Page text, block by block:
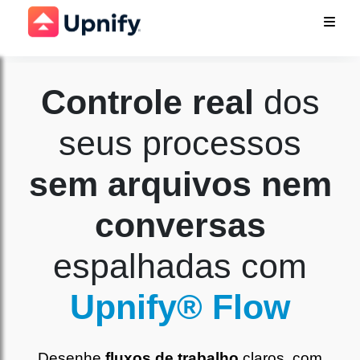
Controle real dos
seus processos
sem arquivos nem
conversas
espalhadas com
Upnify® Flow